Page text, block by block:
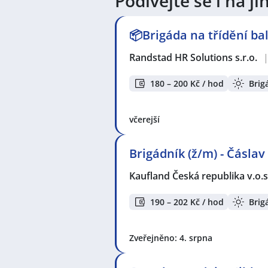
V lokalitě "Horní Prosíčka,
přidáno 13 nových nabídek
celkem 13 nových nabídek!
Zvyšte si šanci v nalezení
KPK sport s.r.o.
GRILL s.r.o.
Seznam lokalit v zobrazených
📦Brigáda na třídění
Randstad HR Solutions s.r.o. |
180 – 200 Kč / hod
včerejší
Brigádník (ž/m) - Čáslav
Kaufland Česká republika
190 – 202 Kč / hod
Zveřejněno: 4. srpna